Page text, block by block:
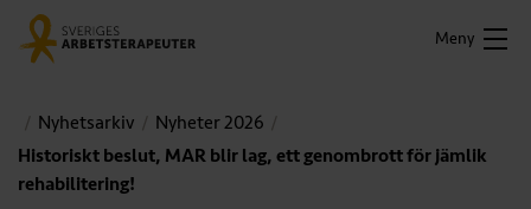
Meny
Nyhetsarkiv
Nyheter 2026
Historiskt beslut, MAR blir lag, ett genombrott för jämlik
rehabilitering!